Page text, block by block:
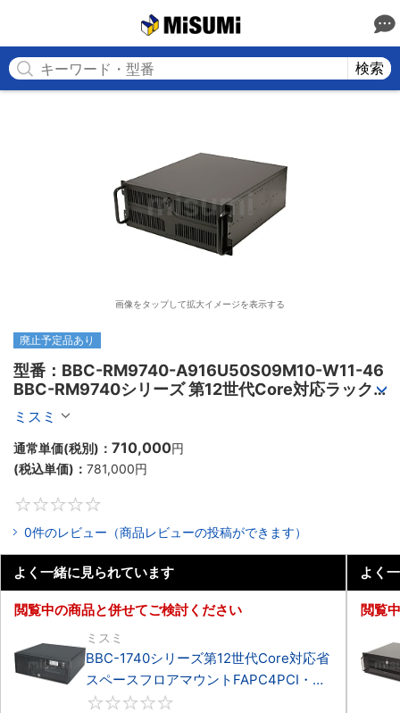
検索
画像をタップして拡大イメージを表示する
廃止予定品あり
型番：BBC-RM9740-A916U50S09M10-W11-46
BBC-RM9740シリーズ 第12世代Core対応ラック
マウントFAPC4PCI・3PCIe
ミスミ
通常単価(税別)： 710,000円
(税込単価)： 781,000円
0件のレビュー（商品レビューの投稿ができます）
よく一緒に見られています
閲覧中の商品と併せてご検討ください
ミスミ
BBC-1740シリーズ第12世代Core対応省
スペースフロアマウントFAPC4PCI・
3PCIe
よく
閲覧